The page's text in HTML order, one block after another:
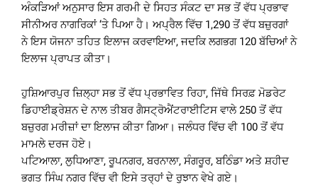
ਅੰਕੜਿਆਂ ਅਨੁਸਾਰ ਇਸ ਗਰਮੀ ਦੇ ਸਿਹਤ ਸੰਕਟ ਦਾ ਸਭ ਤੋਂ ਵੱਧ ਪ੍ਰਭਾਵ
ਸੀਨੀਅਰ ਨਾਗਰਿਕਾਂ ‘ਤੇ ਪਿਆ ਹੈ। ਅਪ੍ਰੈਲ ਵਿੱਚ 1,290 ਤੋਂ ਵੱਧ ਬਜ਼ੁਰਗਾਂ
ਨੇ ਇਸ ਯੋਜਨਾ ਤਹਿਤ ਇਲਾਜ ਕਰਵਾਇਆ, ਜਦਕਿ ਲਗਭਗ 120 ਬੱਚਿਆਂ ਨੇ
ਇਲਾਜ ਪ੍ਰਾਪਤ ਕੀਤਾ।
ਹੁਸ਼ਿਆਰਪੁਰ ਜ਼ਿਲ੍ਹਾ ਸਭ ਤੋਂ ਵੱਧ ਪ੍ਰਭਾਵਿਤ ਰਿਹਾ, ਜਿੱਥੇ ਸਿਰਫ਼ ਮੋਡਰੇਟ
ਡਿਹਾਈਡ੍ਰੇਸ਼ਨ ਦੇ ਨਾਲ ਤੀਬਰ ਗੈਸਟ੍ਰੋਐਂਟਰਾਈਟਿਸ ਵਾਲੇ 250 ਤੋਂ ਵੱਧ
ਬਜ਼ੁਰਗ ਮਰੀਜ਼ਾਂ ਦਾ ਇਲਾਜ ਕੀਤਾ ਗਿਆ। ਜਲੰਧਰ ਵਿੱਚ ਵੀ 100 ਤੋਂ ਵੱਧ
ਮਾਮਲੇ ਦਰਜ ਹੋਏ।
ਪਟਿਆਲਾ, ਲੁਧਿਆਣਾ, ਰੂਪਨਗਰ, ਬਰਨਾਲਾ, ਸੰਗਰੂਰ, ਬਠਿੰਡਾ ਅਤੇ ਸ਼ਹੀਦ
ਭਗਤ ਸਿੰਘ ਨਗਰ ਵਿੱਚ ਵੀ ਇਸੇ ਤਰ੍ਹਾਂ ਦੇ ਰੁਝਾਨ ਵੇਖੇ ਗਏ।